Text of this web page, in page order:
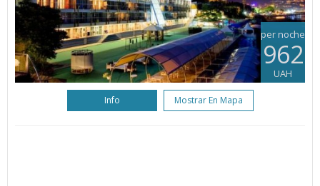
per noche
962
UAH
Info Mostrar En Mapa